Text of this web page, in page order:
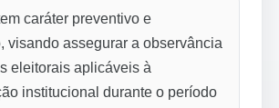
caráter preventivo e
visando assegurar a observância
eleitorais aplicáveis à
institucional durante o período